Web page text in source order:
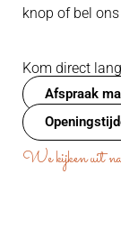
knop of bel
Kom direct
Afspraak
We kijken uit